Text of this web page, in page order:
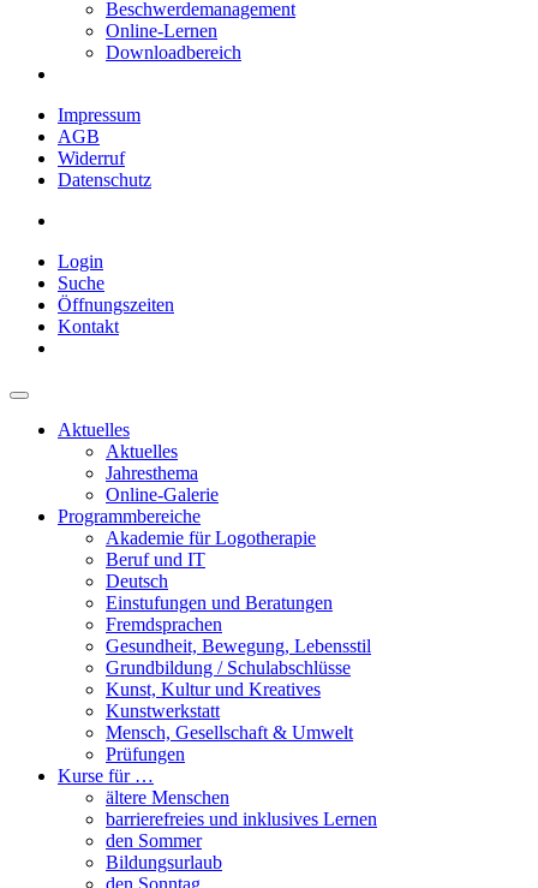
Beschwerdemanagement
Online-Lernen
Downloadbereich
Impressum
AGB
Widerruf
Datenschutz
Login
Suche
Öffnungszeiten
Kontakt
Aktuelles
Aktuelles
Jahresthema
Online-Galerie
Programmbereiche
Akademie für Logotherapie
Beruf und IT
Deutsch
Einstufungen und Beratungen
Fremdsprachen
Gesundheit, Bewegung, Lebensstil
Grundbildung / Schulabschlüsse
Kunst, Kultur und Kreatives
Kunstwerkstatt
Mensch, Gesellschaft & Umwelt
Prüfungen
Kurse für …
ältere Menschen
barrierefreies und inklusives Lernen
den Sommer
Bildungsurlaub
den Sonntag